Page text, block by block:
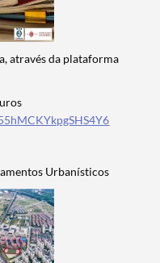
através da plataforma
Urbanísticos